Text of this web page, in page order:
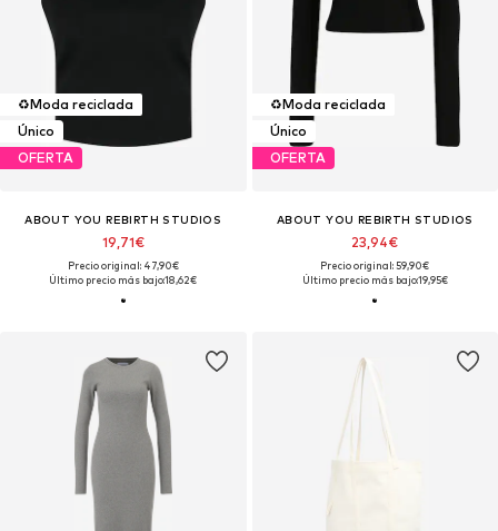
♻️Moda reciclada
Único
OFERTA
ABOUT YOU REBIRTH STUDIOS
19,71€
Precio original: 47,90€
Último precio más bajo:18,62€
♻️Moda reciclada
Único
OFERTA
ABOUT YOU REBIRTH STUDIOS
23,94€
Precio original: 59,90€
Último precio más bajo:19,95€